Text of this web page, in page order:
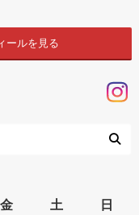
ールを見る
金 土
日